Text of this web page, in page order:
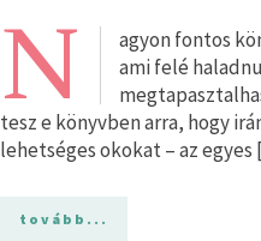
N
agyon fontos
ami felé
tesz e könyvben arra, hogy
lehetséges okokat – az
tovább...